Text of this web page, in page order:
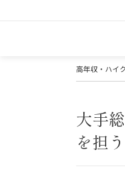
高年収・ハイ
大手
を担